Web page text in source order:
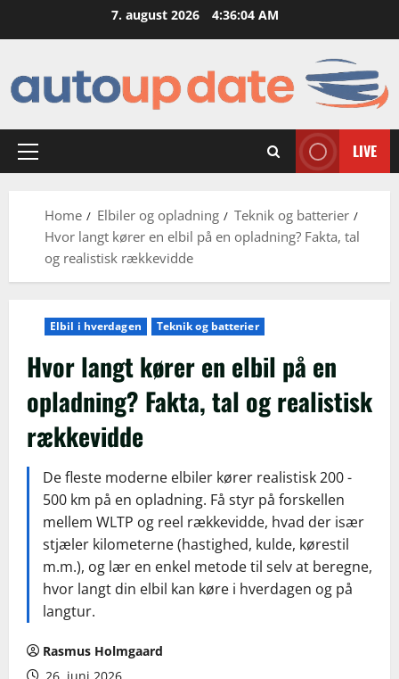
7. august 2026 4:36:05 AM
Primary
LIVE
Home Elbiler og opladning
Teknik og batterier
Hvor langt kører en elbil på en opladning? Fakta, tal
og realistisk rækkevidde
Elbil i hverdagen Teknik og batterier
Hvor langt kører en elbil på en
opladning? Fakta, tal og realistisk
rækkevidde
De fleste moderne elbiler kører realistisk 200 -
500 km på en opladning. Få styr på forskellen
mellem WLTP og reel rækkevidde, hvad der især
stjæler kilometerne (hastighed, kulde, kørestil
m.m.), og lær en enkel metode til selv at beregne,
hvor langt din elbil kan køre i hverdagen og på
langtur.
Rasmus Holmgaard